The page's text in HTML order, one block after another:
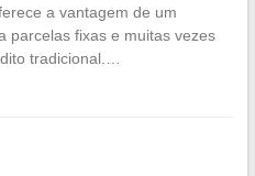
a vantagem de um
parcelas fixas e muitas vezes
tradicional.…